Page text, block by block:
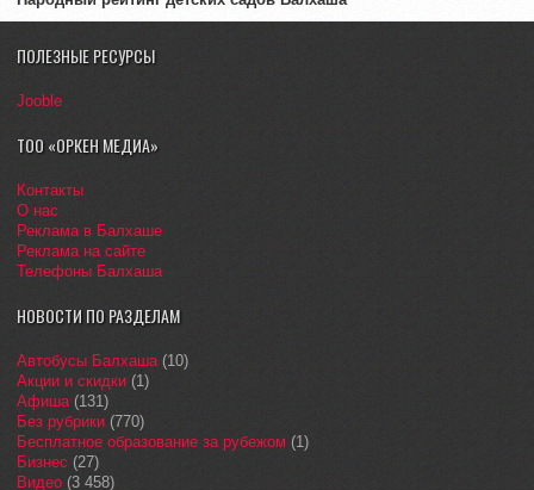
ПОЛЕЗНЫЕ РЕСУРСЫ
Jooble
ТОО «ОРКЕН МЕДИА»
Контакты
О нас
Реклама в Балхаше
Реклама на сайте
Телефоны Балхаша
НОВОСТИ ПО РАЗДЕЛАМ
Автобусы Балхаша(10)
Акции и скидки (1)
Афиша(131)
Без рубрики (770)
Бесплатное образование за рубежом (1)
Бизнес (27)
Видео (3 458)